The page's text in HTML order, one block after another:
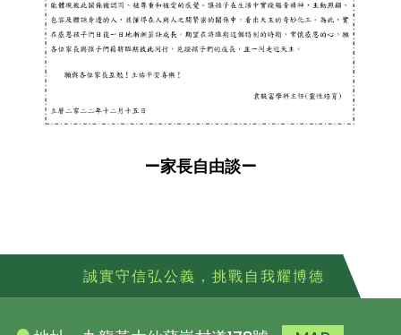
—家長自由談—
誠實守信弘公義，挑戰自我耀博德